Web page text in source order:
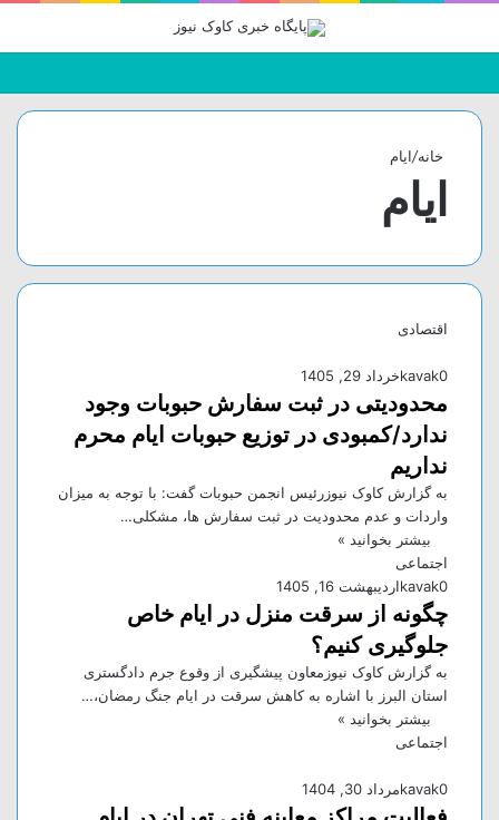
خانه/ایام
ایام
اقتصادی
kavakخرداد 29, 1405 0
محدودیتی در ثبت سفارش حبوبات وجود
ندارد/کمبودی در توزیع حبوبات ایام محرم
نداریم
به گزارش کاوک نیوزرئیس انجمن حبوبات گفت: با توجه به میزان
واردات و عدم محدودیت در ثبت سفارش ها، مشکلی…
بیشتر بخوانید »
اجتماعی
kavakاردیبهشت 16, 1405 0
چگونه از سرقت منزل در ایام خاص
جلوگیری کنیم؟
به گزارش کاوک نیوزمعاون پیشگیری از وقوع جرم دادگستری
استان البرز با اشاره به کاهش سرقت در ایام جنگ رمضان،…
بیشتر بخوانید »
اجتماعی
kavakمرداد 30, 1404 0